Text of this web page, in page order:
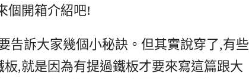
個開箱介紹吧!
告訴大家幾個小秘訣。但其實說穿了,有些
,就是因為有提過鐵板才要來寫這篇跟大